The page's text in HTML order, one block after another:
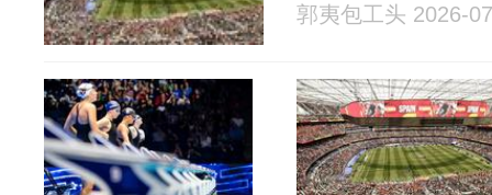
郭夷包工头 2026-